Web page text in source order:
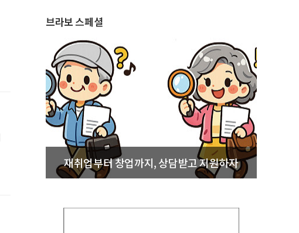
브라보 스페셜
재취업부터 창업까지, 상담받고 지원하자